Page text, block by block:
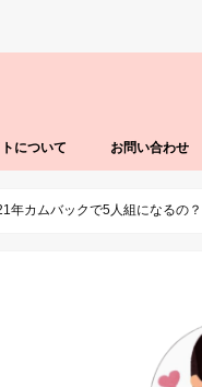
について お問い合わせ
年カムバックで5人組になるの？